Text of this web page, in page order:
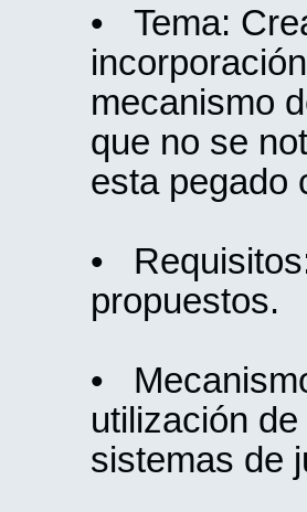
• Tema:
mecanismo
que no se
esta pegado
•
propuestos.
•
utilización
sistemas de